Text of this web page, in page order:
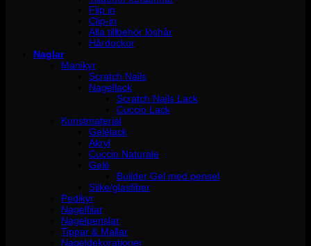
Flip in
Clip-in
Alla tillbehör löshår
Hårdockor
Naglar
Manikyr
Scratch Nails
Nagellack
Scratch Nails Lack
Cuccio Lack
Konstmaterial
Gelélack
Akryl
Cuccio Naturale
Gelé
Builder Gel med pensel
Silke/glasfiber
Pedikyr
Nagelfilar
Nagelpenslar
Tippar & Mallar
Nageldekorationer